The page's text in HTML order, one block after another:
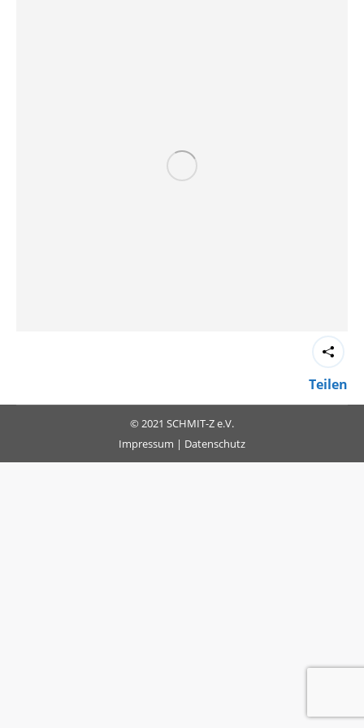
Teilen
© 2021 SCHMIT-Z e.V.
Impressum | Datenschutz